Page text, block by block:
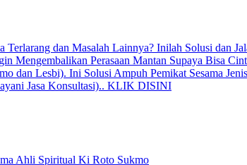
Terlarang dan Masalah Lainnya? Inilah Solusi
Mengembalikan Perasaan Mantan Supaya
dan Lesbi). Ini Solusi Ampuh Pemikat Sesama
Jasa Konsultasi).. KLIK DISINI
Ahli Spiritual Ki Roto Sukmo